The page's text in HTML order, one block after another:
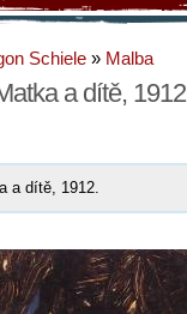
Schiele » Malba
a dítě, 1912
a dítě, 1912.